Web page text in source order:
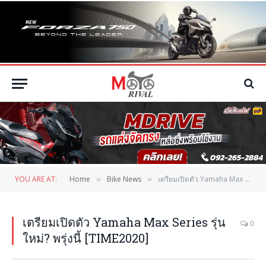
YOU ARE AT: Home » Bike News » เตรียมเปิดตัว Yamaha Max Series รุ่นใหม่? พรุ่งนี้ [TIME2020]
เตรียมเปิดตัว Yamaha Max Series รุ่น
ใหม่? พรุ่งนี้ [TIME2020]
0